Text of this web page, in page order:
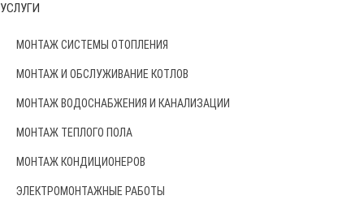
УСЛУГИ
МОНТАЖ СИСТЕМЫ ОТОПЛЕНИЯ
МОНТАЖ И ОБСЛУЖИВАНИЕ КОТЛОВ
МОНТАЖ ВОДОСНАБЖЕНИЯ И КАНАЛИЗАЦИИ
МОНТАЖ ТЕПЛОГО ПОЛА
МОНТАЖ КОНДИЦИОНЕРОВ
ЭЛЕКТРОМОНТАЖНЫЕ РАБОТЫ